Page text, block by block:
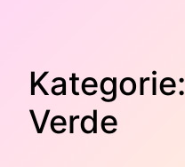
Kategorie:
Verde